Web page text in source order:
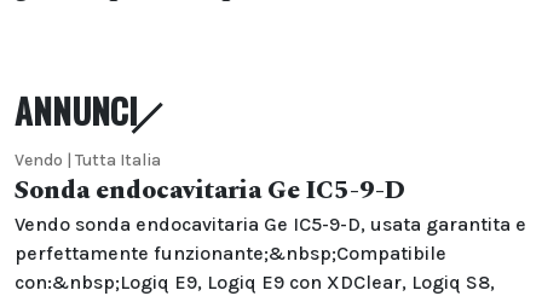
ANNUNCI
Vendo | Tutta Italia
Sonda endocavitaria Ge IC5-9-D
Vendo sonda endocavitaria Ge IC5-9-D, usata garantita e
perfettamente funzionante;&nbsp;Compatibile
con:&nbsp;Logiq E9, Logiq E9 con XDClear, Logiq S8,